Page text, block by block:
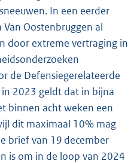
In een eerder
Oostenbruggen al
door extreme vertraging in
de Defensiegerelateerde
2023 geldt dat in bijna
binnen acht weken een
dit maximaal 10% mag
brief van 19 december
is om in de loop van 2024